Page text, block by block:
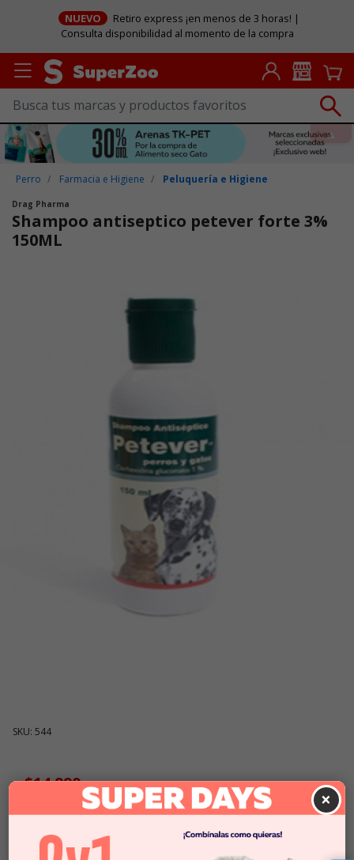
NUEVO
Retiro express ¡en menos de 3 horas! |
Consulta disponibilidad al momento de la compra
Perro Farmacia e Higiene Peluquería e Higiene
Drag Pharma
Shampoo antiseptico petever forte 3%
150ML
SKU: 544
Cantidad:
- +
$14.990
×